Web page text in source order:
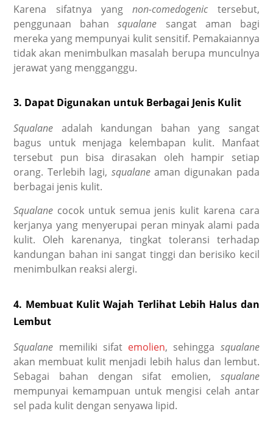
Karena sifatnya yangnon-comedogenic tersebut,
penggunaan bahansqualane sangat aman bagi
mereka yang mempunyai kulit sensitif. Pemakaiannya
tidak akan menimbulkan masalah berupa munculnya
jerawat yang mengganggu.
3. Dapat Digunakan untuk Berbagai Jenis Kulit
Squalane adalah kandungan bahan yang sangat
bagus untuk menjaga kelembapan kulit. Manfaat
tersebut pun bisa dirasakan oleh hampir setiap
orang. Terlebih lagi, squalane aman digunakan pada
berbagai jenis kulit.
Squalane cocok untuk semua jenis kulit karena cara
kerjanya yang menyerupai peran minyak alami pada
kulit. Oleh karenanya, tingkat toleransi terhadap
kandungan bahan ini sangat tinggi dan berisiko kecil
menimbulkan reaksi alergi.
4. Membuat Kulit Wajah Terlihat Lebih Halus dan
Lembut
Squalane memiliki sifat emolien, sehingga squalane
akan membuat kulit menjadi lebih halus dan lembut.
Sebagai bahan dengan sifat emolien, squalane
mempunyai kemampuan untuk mengisi celah antar
sel pada kulit dengan senyawa lipid.